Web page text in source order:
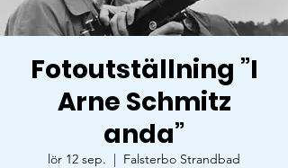
Fotoutställning ”I
Arne Schmitz
anda”
lör 12 sep.
  |
Falsterbo Strandbad